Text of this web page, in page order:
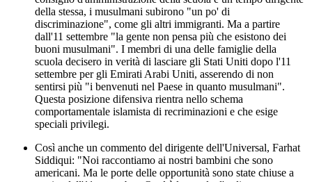
della stessa, i musulmani subirono "un po' di
discriminazione", come gli altri immigranti. Ma a partire
dall'11 settembre "la gente non pensa più che esistono dei
buoni musulmani". I membri di una delle famiglie della
scuola decisero in verità di lasciare gli Stati Uniti dopo l'11
settembre per gli Emirati Arabi Uniti, asserendo di non
sentirsi più "i benvenuti nel Paese in quanto musulmani".
Questa posizione difensiva rientra nello schema
comportamentale islamista di recriminazioni e che esige
speciali privilegi.
Così anche un commento del dirigente dell'Universal, Farhat
Siddiqui: "Noi raccontiamo ai nostri bambini che sono
americani. Ma le porte delle opportunità sono state chiuse a